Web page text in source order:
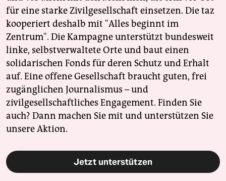
für eine starke Zivilgesellschaft einsetzen. Die taz
kooperiert deshalb mit "Alles beginnt im
Zentrum". Die Kampagne unterstützt bundesweit
linke, selbstverwaltete Orte und baut einen
solidarischen Fonds für deren Schutz und Erhalt
auf. Eine offene Gesellschaft braucht guten, frei
zugänglichen Journalismus – und
zivilgesellschaftliches Engagement. Finden Sie
auch? Dann machen Sie mit und unterstützen Sie
unsere Aktion.
Jetzt unterstützen